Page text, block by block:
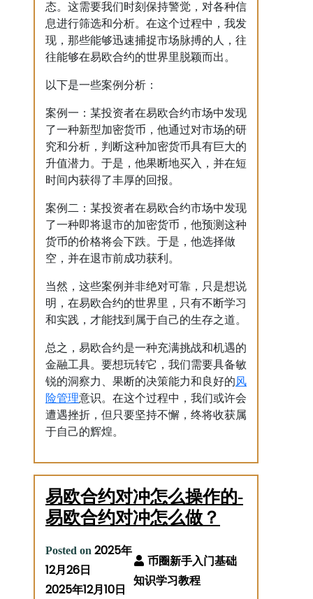
态。这需要我们时刻保持警觉，对各种信
息进行筛选和分析。在这个过程中，我发
现，那些能够迅速捕捉市场脉搏的人，往
往能够在易欧合约的世界里脱颖而出。
以下是一些案例分析：
案例一：某投资者在易欧合约市场中发现
了一种新型加密货币，他通过对市场的研
究和分析，判断这种加密货币具有巨大的
升值潜力。于是，他果断地买入，并在短
时间内获得了丰厚的回报。
案例二：某投资者在易欧合约市场中发现
了一种即将退市的加密货币，他预测这种
货币的价格将会下跌。于是，他选择做
空，并在退市前成功获利。
当然，这些案例并非绝对可靠，只是想说
明，在易欧合约的世界里，只有不断学习
和实践，才能找到属于自己的生存之道。
总之，易欧合约是一种充满挑战和机遇的
金融工具。要想玩转它，我们需要具备敏
锐的洞察力、果断的决策能力和良好的风
险管理意识。在这个过程中，我们或许会
遭遇挫折，但只要坚持不懈，终将收获属
于自己的辉煌。
易欧合约对冲怎么操作的-
易欧合约对冲怎么做？
Posted on 2025年
12月26日
2025年12月10日